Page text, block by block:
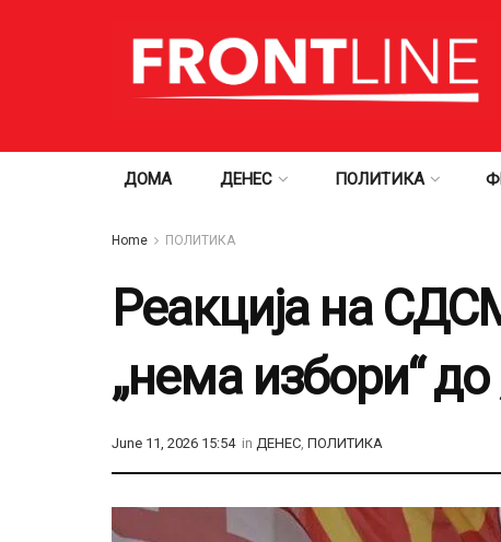
ДОМА ДЕНЕС ПОЛИТИКА
Home ПОЛИТИКА
Реакција на
„нема избори“
June 11, 2026 15:54 in ДЕНЕС, ПОЛИТИКА